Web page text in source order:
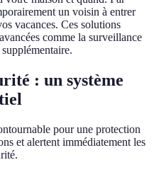
un voisin à entrer
vacances. Ces solutions
comme la surveillance
: un système
pour une protection
et alertent immédiatement les